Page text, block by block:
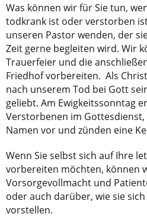
Was können wir für Sie tun,
todkrank ist oder verstorben
unseren Pastor wenden, der
Zeit gerne begleiten wird. Wir
Trauerfeier und die
Friedhof vorbereiten. Als
nach unserem Tod bei Gott
geliebt. Am Ewigkeitssonntag
Verstorbenen im Gottesdienst,
Namen vor und zünden eine
Wenn Sie selbst sich auf Ihre
vorbereiten möchten, können
Vorsorgevollmacht und
oder auch darüber, wie sie
vorstellen.